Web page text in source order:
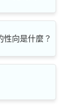
性向是什麼？